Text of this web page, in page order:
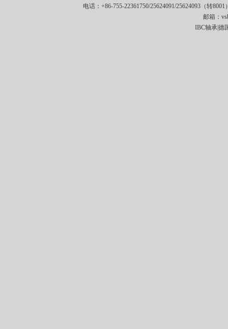
电话：+86-755-22361750/25624091/25624093（转
邮箱：
IBC轴承|德